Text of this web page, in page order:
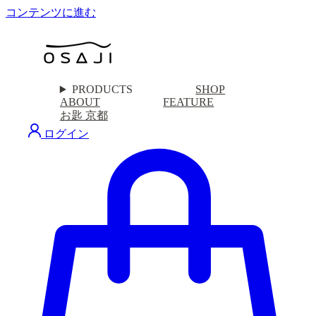
コンテンツに進む
PRODUCTS
SHOP
ABOUT
FEATURE
お匙 京都
ログイン